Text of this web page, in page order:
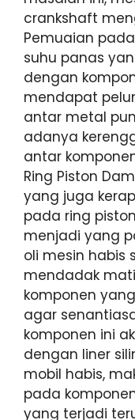
crankshaft
Pemuaian
suhu panas
dengan
mendapat
antar metal
adanya
antar
Ring Piston
yang juga
pada ring
menjadi yang
oli mesin habis
mendadak
komponen
agar
komponen ini
dengan liner
mobil habis,
pada
yang terjadi